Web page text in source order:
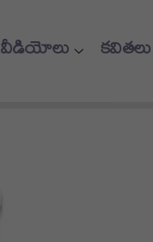
వీడియోలు కవితలు